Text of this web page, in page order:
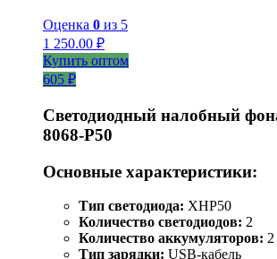
Оценка 0 из 5
1 250.00 ₽
Купить оптом
605 ₽
Светодиодный налобный
8068-P50
Основные характеристики:
Тип светодиода: XHP50
Количество светодиодов: 2
Количество аккумуляторов:
Тип зарядки: USB-кабель